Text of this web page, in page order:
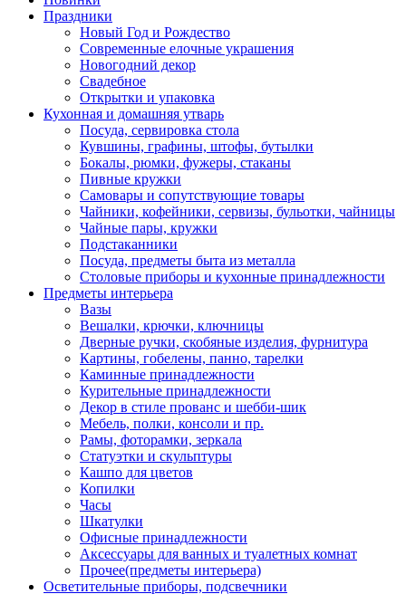
Праздники
Новый Год и Рождество
Современные елочные украшения
Новогодний декор
Свадебное
Открытки и упаковка
Кухонная и домашняя утварь
Посуда, сервировка стола
Кувшины, графины, штофы, бутылки
Бокалы, рюмки, фужеры, стаканы
Пивные кружки
Самовары и сопутствующие товары
Чайники, кофейники, сервизы, бульотки, чайницы
Чайные пары, кружки
Подстаканники
Посуда, предметы быта из металла
Столовые приборы и кухонные принадлежности
Предметы интерьера
Вазы
Вешалки, крючки, ключницы
Дверные ручки, скобяные изделия, фурнитура
Картины, гобелены, панно, тарелки
Каминные принадлежности
Курительные принадлежности
Декор в стиле прованс и шебби-шик
Мебель, полки, консоли и пр.
Рамы, фоторамки, зеркала
Статуэтки и скульптуры
Кашпо для цветов
Копилки
Часы
Шкатулки
Офисные принадлежности
Аксессуары для ванных и туалетных комнат
Прочее(предметы интерьера)
Осветительные приборы, подсвечники